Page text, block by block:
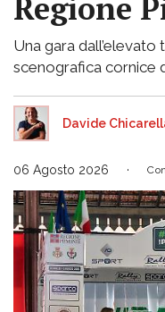
Regione
Una gara
scenografica cornice
Davide
06 Agosto 2026